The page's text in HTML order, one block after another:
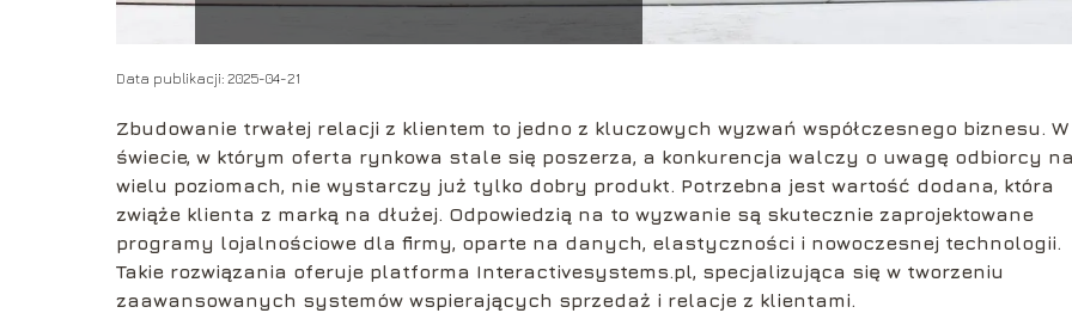
Data publikacji: 2025-04-21
Zbudowanie trwałej relacji z klientem to jedno z kluczowych wyzwań współczesnego biznesu. W
świecie, w którym oferta rynkowa stale się poszerza, a konkurencja walczy o uwagę odbiorcy na
wielu poziomach, nie wystarczy już tylko dobry produkt. Potrzebna jest wartość dodana, która
zwiąże klienta z marką na dłużej. Odpowiedzią na to wyzwanie są skutecznie zaprojektowane
programy lojalnościowe dla firmy, oparte na danych, elastyczności i nowoczesnej technologii.
Takie rozwiązania oferuje platforma Interactivesystems.pl, specjalizująca się w tworzeniu
zaawansowanych systemów wspierających sprzedaż i relacje z klientami.